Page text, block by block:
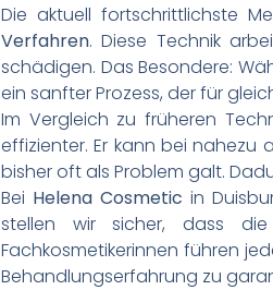
Die aktuell fortschrittlichste
Verfahren. Diese Technik
schädigen. Das Besondere:
ein sanfter Prozess, der für
Im Vergleich zu früheren
effizienter. Er kann bei
bisher oft als Problem galt.
Bei Helena Cosmetic in
stellen wir sicher, dass die
Fachkosmetikerinnen führen
Behandlungserfahrung zu